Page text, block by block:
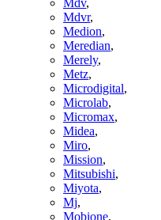
Mdvr,
Medion,
Meredian,
Merely,
Metz,
Microdigital,
Microlab,
Micromax,
Midea,
Miro,
Mission,
Mitsubishi,
Miyota,
Mj,
Mobione,